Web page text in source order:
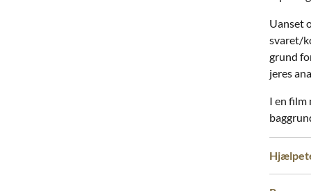
Uanset
svaret/
grund
jeres
I en film